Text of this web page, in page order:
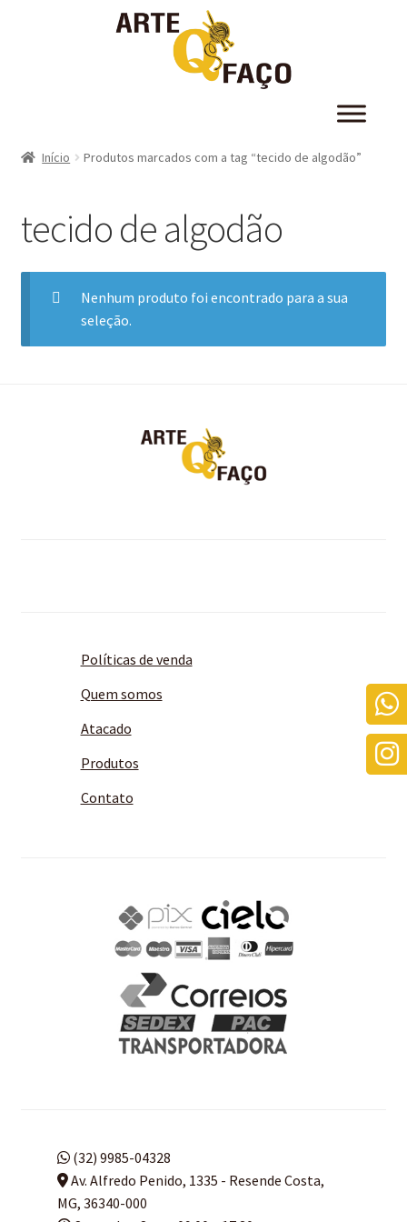
Início Produtos marcados com a tag “tecido de algodão”
tecido de algodão
Nenhum produto foi encontrado para a sua
seleção.
Políticas de venda
Quem somos
Atacado
Produtos
Contato
(32) 9985-04328
Av. Alfredo Penido, 1335 - Resende Costa,
MG, 36340-000